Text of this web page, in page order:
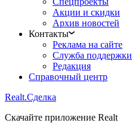
Акции и скидки
Архив новостей
Контакты
Реклама на сайте
Служба поддержки
Редакция
Справочный центр
Realt.Сделка
Скачайте приложение Realt